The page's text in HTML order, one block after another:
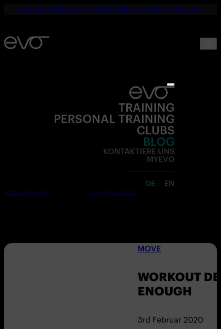
☀️ DEIN SOMMER. DEINE FITNESS. NUR 19,90€ BIS SEPTEMBER. 💪
TRAINING
PERSONAL TRAINING
CLUBS
BLOG
KONTAKTIERE UNS
MYEVO
DE EN
Jetzt anmelden Kostenlos testen
MOVE
WORKOUT
ENOUGH
3rd Februar 2020